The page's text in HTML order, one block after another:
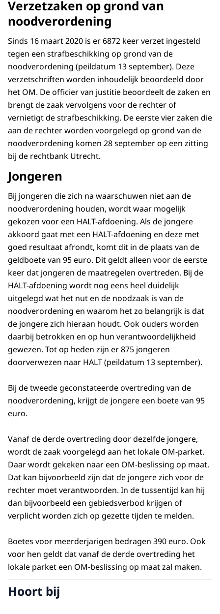
Verzetzaken op grond van
noodverordening
Sinds 16 maart 2020 is er 6872 keer verzet ingesteld
tegen een strafbeschikking op grond van de
noodverordening (peildatum 13 september). Deze
verzetschriften worden inhoudelijk beoordeeld door
het OM. De officier van justitie beoordeelt de zaken en
brengt de zaak vervolgens voor de rechter of
vernietigt de strafbeschikking. De eerste vier zaken die
aan de rechter worden voorgelegd op grond van de
noodverordening komen 28 september op een zitting
bij de rechtbank Utrecht.
Jongeren
Bij jongeren die zich na waarschuwen niet aan de
noodverordening houden, wordt waar mogelijk
gekozen voor een HALT-afdoening. Als de jongere
akkoord gaat met een HALT-afdoening en deze met
goed resultaat afrondt, komt dit in de plaats van de
geldboete van 95 euro. Dit geldt alleen voor de eerste
keer dat jongeren de maatregelen overtreden. Bij de
HALT-afdoening wordt nog eens heel duidelijk
uitgelegd wat het nut en de noodzaak is van de
noodverordening en waarom het zo belangrijk is dat
de jongere zich hieraan houdt. Ook ouders worden
daarbij betrokken en op hun verantwoordelijkheid
gewezen. Tot op heden zijn er 875 jongeren
doorverwezen naar HALT (peildatum 13 september).
Bij de tweede geconstateerde overtreding van de
noodverordening, krijgt de jongere een boete van 95
euro.
Vanaf de derde overtreding door dezelfde jongere,
wordt de zaak voorgelegd aan het lokale OM-parket.
Daar wordt gekeken naar een OM-beslissing op maat.
Dat kan bijvoorbeeld zijn dat de jongere zich voor de
rechter moet verantwoorden. In de tussentijd kan hij
dan bijvoorbeeld een gebiedsverbod krijgen of
verplicht worden zich op gezette tijden te melden.
Boetes voor meerderjarigen bedragen 390 euro. Ook
voor hen geldt dat vanaf de derde overtreding het
lokale parket een OM-beslissing op maat zal maken.
Hoort bij